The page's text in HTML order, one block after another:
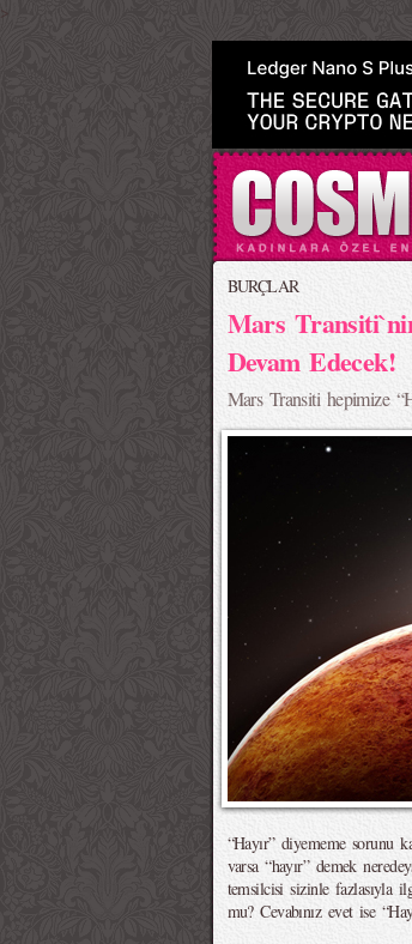
>
BURÇLAR
Mars
Devam Edecek!
Mars Transiti hepimize
“Hayır” diyememe sorunu
varsa “hayır” demek
temsilcisi sizinle fazlasıyla
mu? Cevabınız evet ise